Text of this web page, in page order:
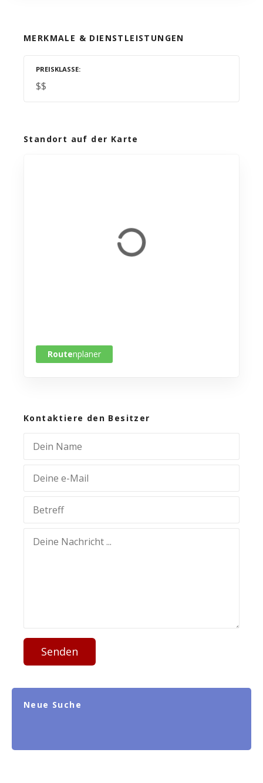
MERKMALE & DIENSTLEISTUNGEN
PREISKLASSE
$$
Standort auf der Karte
Routenplaner
Kontaktiere den Besitzer
Senden
Neue Suche